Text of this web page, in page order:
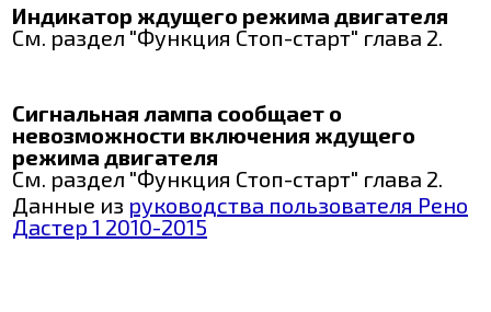
Индикатор ждущего режима двигателя
См. раздел "Функция Стоп-старт" глава 2.
Сигнальная лампа сообщает о
невозможности включения ждущего
режима двигателя
См. раздел "Функция Стоп-старт" глава 2.
Данные из руководства пользователя Рено
Дастер 1 2010-2015